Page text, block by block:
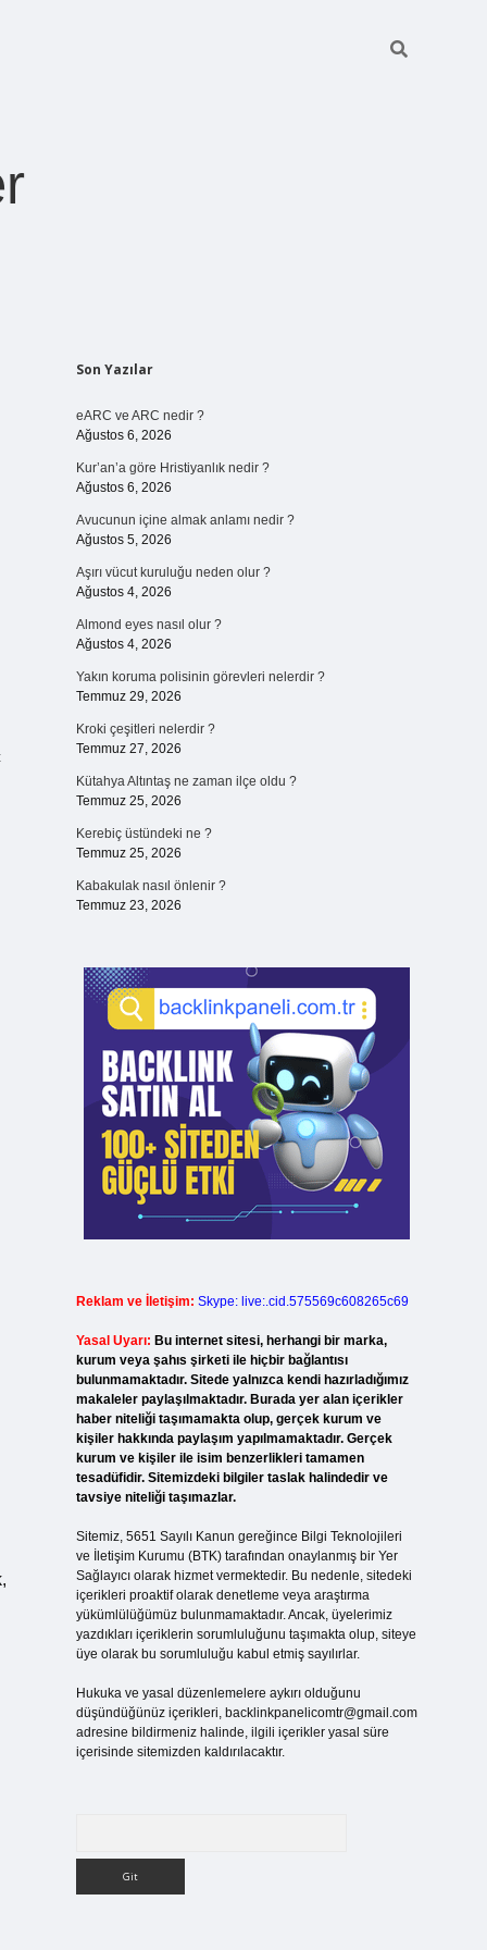
Sidebar
Son Yazılar
eARC ve ARC nedir ?
Ağustos 6, 2026
Kur’an’a göre Hristiyanlık nedir ?
Ağustos 6, 2026
Avucunun içine almak anlamı nedir ?
Ağustos 5, 2026
Aşırı vücut kuruluğu neden olur ?
Ağustos 4, 2026
Almond eyes nasıl olur ?
Ağustos 4, 2026
Yakın koruma polisinin görevleri nelerdir ?
Temmuz 29, 2026
Kroki çeşitleri nelerdir ?
Temmuz 27, 2026
Kütahya Altıntaş ne zaman ilçe oldu ?
Temmuz 25, 2026
Kerebiç üstündeki ne ?
Temmuz 25, 2026
Kabakulak nasıl önlenir ?
Temmuz 23, 2026
Reklam ve İletişim: Skype: live:.cid.575569c608265c69
Yasal Uyarı: Bu internet sitesi, herhangi bir marka,
kurum veya şahıs şirketi ile hiçbir bağlantısı
bulunmamaktadır. Sitede yalnızca kendi hazırladığımız
makaleler paylaşılmaktadır. Burada yer alan içerikler
haber niteliği taşımamakta olup, gerçek kurum ve
kişiler hakkında paylaşım yapılmamaktadır. Gerçek
kurum ve kişiler ile isim benzerlikleri tamamen
tesadüfidir. Sitemizdeki bilgiler taslak halindedir ve
tavsiye niteliği taşımazlar.
Sitemiz, 5651 Sayılı Kanun gereğince Bilgi Teknolojileri
ve İletişim Kurumu (BTK) tarafından onaylanmış bir Yer
Sağlayıcı olarak hizmet vermektedir. Bu nedenle, sitedeki
içerikleri proaktif olarak denetleme veya araştırma
yükümlülüğümüz bulunmamaktadır. Ancak, üyelerimiz
yazdıkları içeriklerin sorumluluğunu taşımakta olup, siteye
üye olarak bu sorumluluğu kabul etmiş sayılırlar.
Hukuka ve yasal düzenlemelere aykırı olduğunu
düşündüğünüz içerikleri, backlinkpanelicomtr@gmail.com
adresine bildirmeniz halinde, ilgili içerikler yasal süre
içerisinde sitemizden kaldırılacaktır.